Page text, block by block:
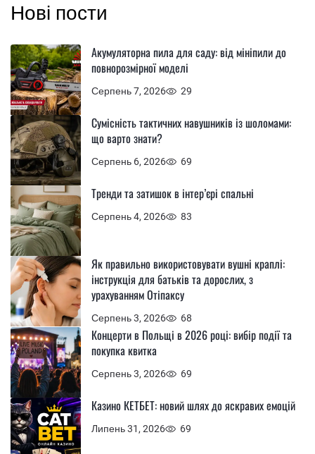
Нові пости
Серпень 7, 2026 29
Акумуляторна пила для саду: від мініпили до
повнорозмірної моделі
Серпень 6, 2026 69
Сумісність тактичних навушників із шоломами:
що варто знати?
Серпень 4, 2026 83
Тренди та затишок в інтер’єрі спальні
Серпень 3, 2026 68
Як правильно використовувати вушні краплі:
інструкція для батьків та дорослих, з
урахуванням Отіпаксу
Серпень 3, 2026 69
Концерти в Польщі в 2026 році: вибір події та
покупка квитка
Липень 31, 2026 69
Казино КЕТБЕТ: новий шлях до яскравих емоцій